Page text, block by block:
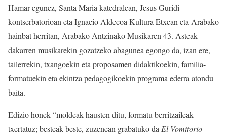
Hamar egunez, Santa Maria katedralean, Jesus Guridi
kontserbatorioan eta Ignacio Aldecoa Kultura Etxean eta Arabako
hainbat herritan, Arabako Antzinako Musikaren 43. Asteak
dakarren musikarekin gozatzeko abagunea egongo da, izan ere,
tailerrekin, txangoekin eta proposamen didaktikoekin, familia-
formatuekin eta ekintza pedagogikoekin programa ederra atondu
baita.
Edizio honek “moldeak hausten ditu, formatu berritzaileak
txertatuz; besteak beste, zuzenean grabatuko daEl Vomitorio